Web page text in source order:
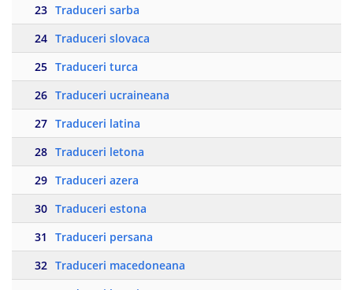
23 Traduceri sarba
24 Traduceri slovaca
25 Traduceri turca
26 Traduceri ucraineana
27 Traduceri latina
28 Traduceri letona
29 Traduceri azera
30 Traduceri estona
31
Traduceri persana
32 Traduceri macedoneana